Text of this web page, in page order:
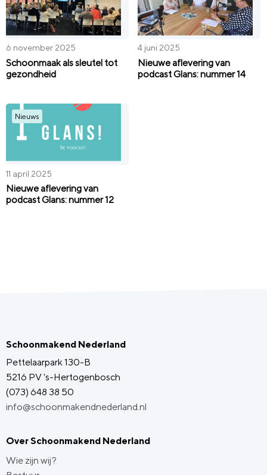
6 november 2025
Schoonmaak als sleutel tot
gezondheid
4 juni 2025
Nieuwe aflevering van
podcast Glans: nummer 14
Nieuws
11 april 2025
Nieuwe aflevering van
podcast Glans: nummer 12
Schoonmakend Nederland
Pettelaarpark 130-B
5216 PV 's-Hertogenbosch
(073) 648 38 50
info@schoonmakendnederland.nl
Over Schoonmakend Nederland
Wie zijn wij?